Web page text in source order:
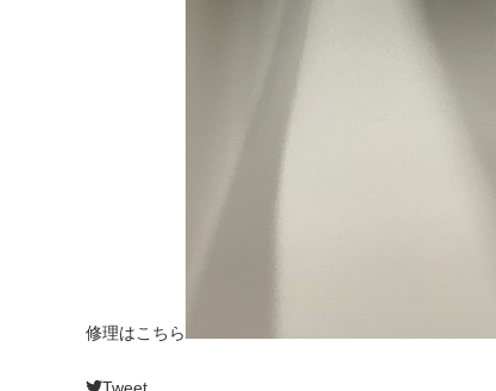
修理はこちら